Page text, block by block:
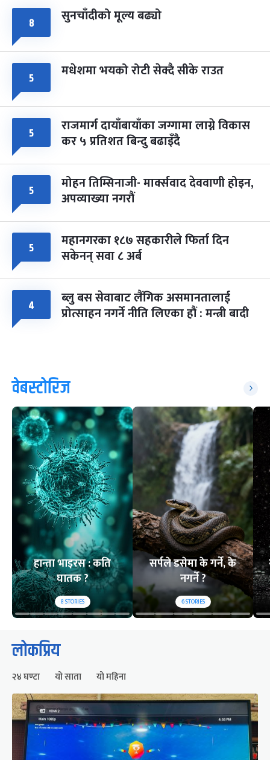
८ सुनचाँदीको मूल्य बढ्यो
५ मधेशमा भयको रोटी सेक्दै सीके राउत
५ राजमार्ग दायाँबायाँका जग्गामा लाग्ने विकास
कर ५ प्रतिशत बिन्दु बढाइँदै
५ मोहन तिम्सिनाजी- मार्क्सवाद देववाणी होइन,
अपव्याख्या नगरौं
५ महानगरका १८७ सहकारीले फिर्ता दिन
सकेनन् सवा ८ अर्ब
४ ब्लु बस सेवाबाट लैंगिक असमानतालाई
प्रोत्साहन नगर्ने नीति लिएका हौं : मन्त्री बादी
वेबस्टोरिज
हान्ता भाइरस : कति
घातक ?
8STORIES
सर्पले डसेमा के गर्ने, के
नगर्ने ?
6STORIES
लोकप्रिय
२४ घण्टा यो साता यो महिना